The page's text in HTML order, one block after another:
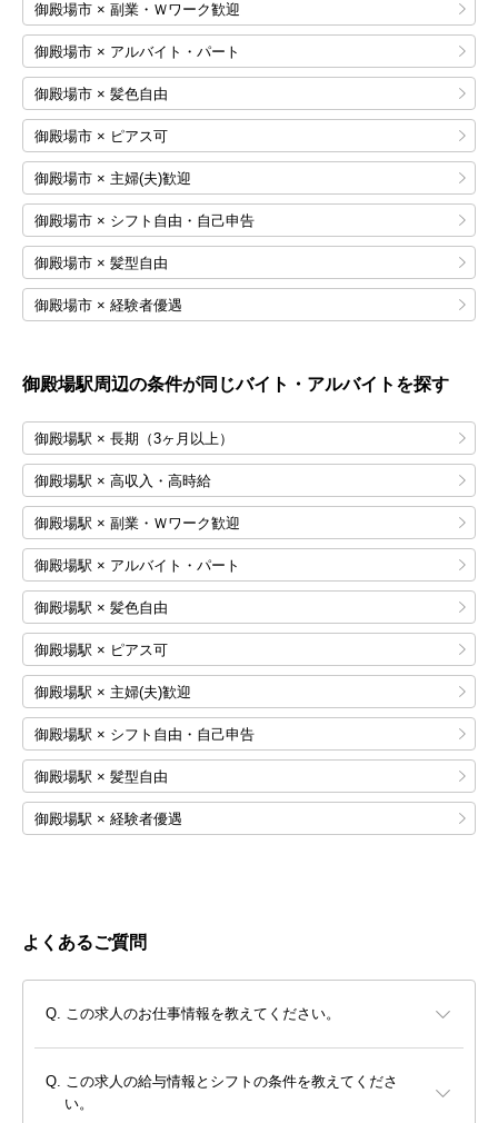
御殿場市 × 副業・Ｗワーク歓迎
御殿場市 × アルバイト・パート
御殿場市 × 髪色自由
御殿場市 × ピアス可
御殿場市 × 主婦(夫)歓迎
御殿場市 × シフト自由・自己申告
御殿場市 × 髪型自由
御殿場市 × 経験者優遇
御殿場駅周辺の条件が同じバイト・アルバイトを探す
御殿場駅 × 長期（3ヶ月以上）
御殿場駅 × 高収入・高時給
御殿場駅 × 副業・Ｗワーク歓迎
御殿場駅 × アルバイト・パート
御殿場駅 × 髪色自由
御殿場駅 × ピアス可
御殿場駅 × 主婦(夫)歓迎
御殿場駅 × シフト自由・自己申告
御殿場駅 × 髪型自由
御殿場駅 × 経験者優遇
よくあるご質問
この求人のお仕事情報を教えてください。
この求人の給与情報とシフトの条件を教えてくださ
い。